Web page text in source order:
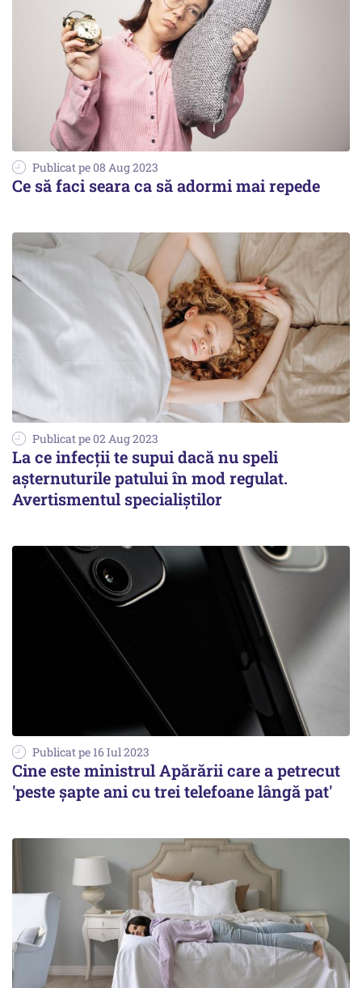
Publicat pe 08 Aug 2023
Ce să faci seara ca să adormi mai repede
Publicat pe 02 Aug 2023
La ce infecții te supui dacă nu speli
așternuturile patului în mod regulat.
Avertismentul specialiștilor
Publicat pe 16 Iul 2023
Cine este ministrul Apărării care a petrecut
'peste şapte ani cu trei telefoane lângă pat'